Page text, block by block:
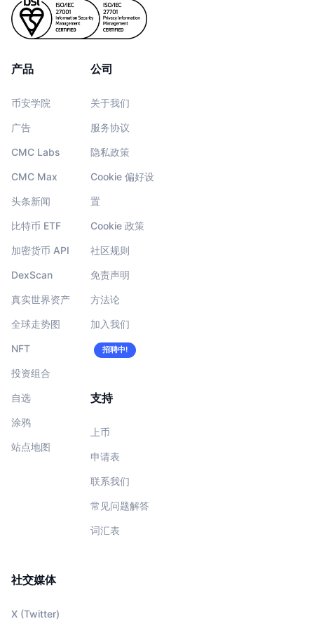
产品
币安学院
广告
CMC Labs
CMC Max
头条新闻
比特币 ETF
加密货币 API
DexScan
真实世界资产
全球走势图
NFT
投资组合
自选
涂鸦
站点地图
公司
关于我们
服务协议
隐私政策
Cookie 偏好设
置
Cookie 政策
社区规则
免责声明
方法论
加入我们
招聘中!
支持
上币
申请表
联系我们
常见问题解答
词汇表
社交媒体
X (Twitter)